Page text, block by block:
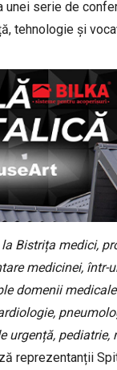
unei serie de
tehnologie și
Bistrița medici,
medicinei,
domenii
urgență,
reprezentanții